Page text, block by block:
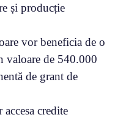
și producție
vor beneficia de o
valoare de 540.000
de grant de
credite